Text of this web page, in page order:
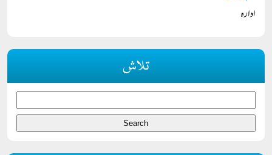
ادارہ
تلاش